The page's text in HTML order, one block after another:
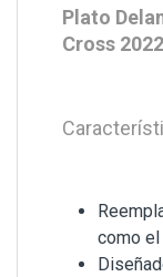
Plato
Cross
como el